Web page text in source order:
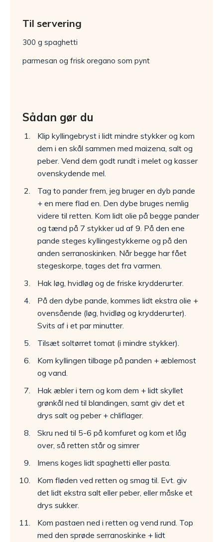
Til servering
300 g spaghetti
parmesan og frisk oregano som pynt
Sådan gør du
Klip kyllingebryst i lidt mindre stykker og kom
dem i en skål sammen med maizena, salt og
peber. Vend dem godt rundt i melet og kasser
ovenskydende mel.
Tag to pander frem, jeg bruger en dyb pande
+ en mere flad en. Den dybe bruges nemlig
videre til retten. Kom lidt olie på begge pander
og tænd på 7 stykker ud af 9. På den ene
pande steges kyllingestykkerne og på den
anden serranoskinken. Når begge har fået
stegeskorpe, tages det fra varmen.
Hak løg, hvidløg og de friske krydderurter.
På den dybe pande, kommes lidt ekstra olie +
ovensående (løg, hvidløg og krydderurter).
Svits af i et par minutter.
Tilsæt soltørret tomat (i mindre stykker).
Kom kyllingen tilbage på panden + æblemost
og vand.
Hak æbler i tern og kom dem + lidt skyllet
grønkål ned til blandingen, samt giv det et
drys salt og peber + chliflager.
Skru ned til 5-6 på komfuret og kom et låg
over, så retten står og simrer
Imens koges lidt spaghetti eller pasta.
Kom fløden ved retten og smag til. Evt. giv
det lidt ekstra salt eller peber, eller måske et
drys sukker.
Kom pastaen ned i retten og vend rund. Top
med den sprøde serranoskinke + lidt